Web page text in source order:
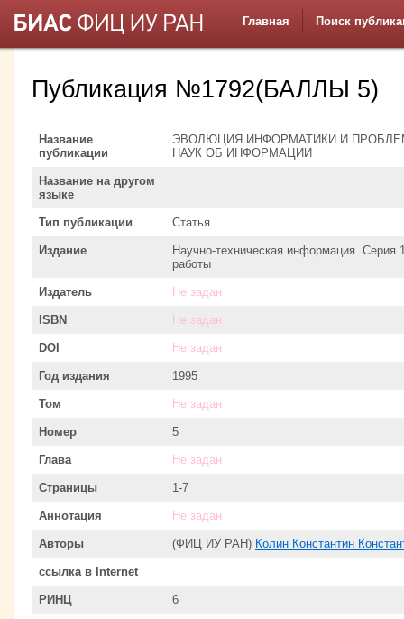
Главная Поиск
Публикация №1792(БАЛЛЫ 5)
Название
публикации
ЭВОЛЮЦИЯ ИНФОРМАТИКИ И
НАУК ОБ ИНФОРМАЦИИ
Название на другом
языке
Тип публикации Статья
Издание
Научно-техническая информация.
работы
Издатель Не задан
ISBN Не задан
DOI Не задан
Год издания 1995
Том Не задан
Номер 5
Глава Не задан
Страницы 1-7
Аннотация Не задан
Авторы (ФИЦ ИУ РАН) Колин Константин
ссылка в Internet
РИНЦ 6